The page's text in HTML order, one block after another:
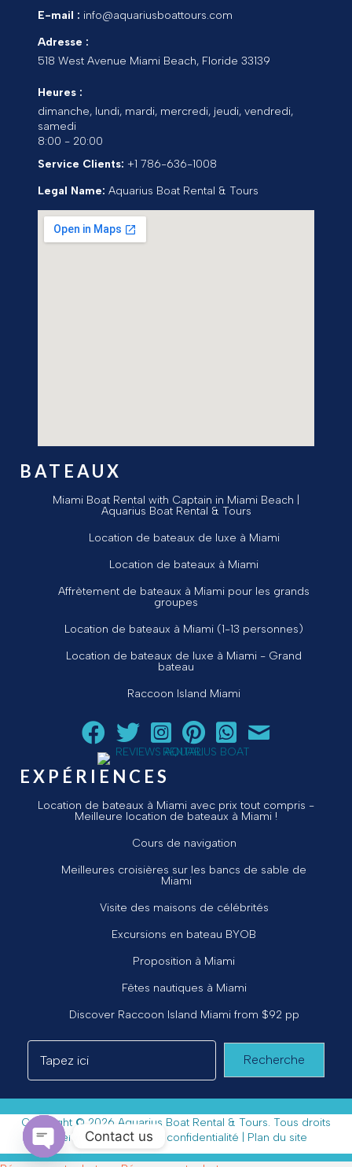
E-mail : info@aquariusboattours.com
Adresse :
518 West Avenue Miami Beach, Floride 33139
Heures :
dimanche, lundi, mardi, mercredi, jeudi, vendredi,
samedi
8:00 - 20:00
Service Clients: +1 786-636-1008
Legal Name: Aquarius Boat Rental & Tours
BATEAUX
Miami Boat Rental with Captain in Miami Beach |
Aquarius Boat Rental & Tours
Location de bateaux de luxe à Miami
Location de bateaux à Miami
Affrètement de bateaux à Miami pour les grands
groupes
Location de bateaux à Miami (1-13 personnes)
Location de bateaux de luxe à Miami - Grand
bateau
Raccoon Island Miami
Suivez Aquarius Boat Rental and Tours sur
Suivez Aquarius Boat Rental and Tours sur
Suivez Aquarius Boat Rental and Tours
Suivez Aquarius Boat Rental
Chat avec Aquarius Boat
Envoyez un
EXPÉRIENCES
Location de bateaux à Miami avec prix tout compris -
Meilleure location de bateaux à Miami !
Cours de navigation
Meilleures croisières sur les bancs de sable de
Miami
Visite des maisons de célébrités
Excursions en bateau BYOB
Proposition à Miami
Fêtes nautiques à Miami
Discover Raccoon Island Miami from $92 pp
Recherche
Copyright © 2026 Aquarius Boat Rental & Tours. Tous droits
réservés. |Politique de confidentialité Plan du site
Contact us